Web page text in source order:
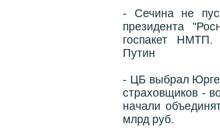
- Сечина не
президента
госпакет НМТП.
Путин
- ЦБ выбрал
страховщиков -
начали
млрд руб.